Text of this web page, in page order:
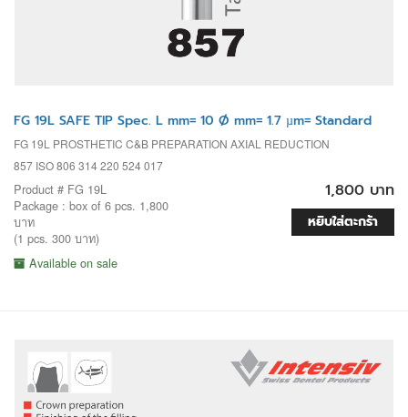
FG 19L SAFE TIP Spec. L mm= 10 Ø mm= 1.7 µm= Standard
FG 19L PROSTHETIC C&B PREPARATION AXIAL REDUCTION
857 ISO 806 314 220 524 017
Product # FG 19L
Package : box of 6 pcs. 1,800
บาท
(1 pcs. 300 บาท)
Available on sale
1,800 บาท
หยิบใส่ตะกร้า